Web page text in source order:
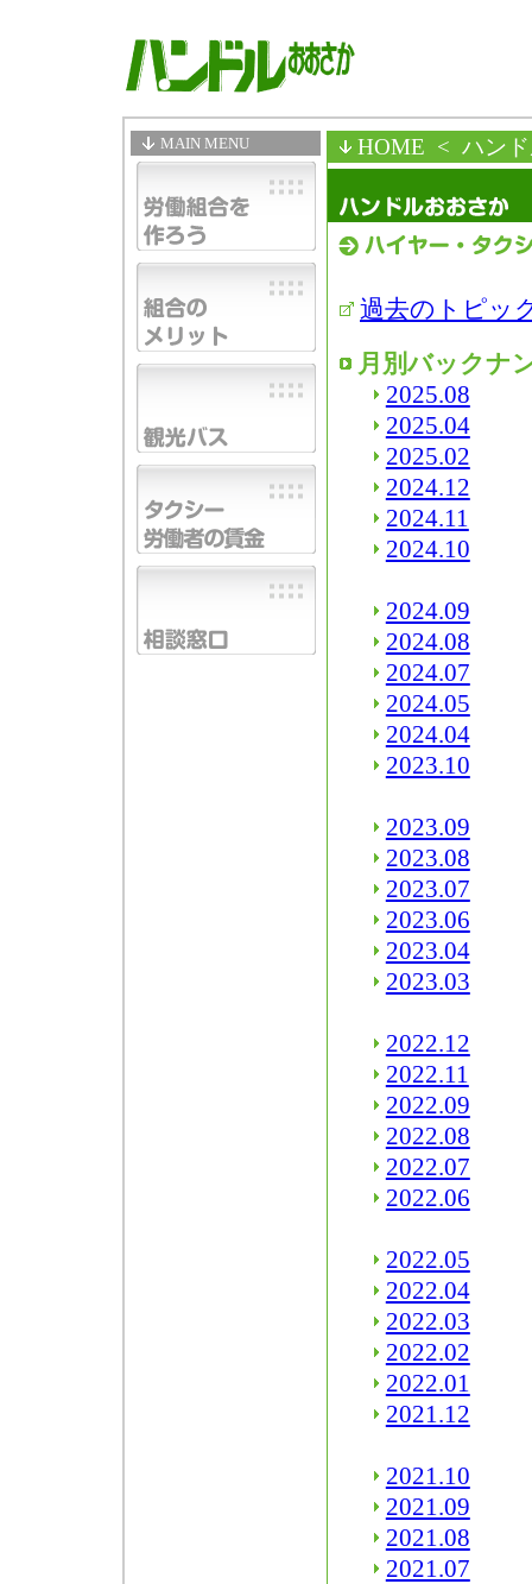
MAIN MENU HOME < ハン
過去のトピッ
月別バックナ
2025.08
2025.04
2025.02
2024.12
2024.11
2024.10
2024.09
2024.08
2024.07
2024.05
2024.04
2023.10
2023.09
2023.08
2023.07
2023.06
2023.04
2023.03
2022.12
2022.11
2022.09
2022.08
2022.07
2022.06
2022.05
2022.04
2022.03
2022.02
2022.01
2021.12
2021.10
2021.09
2021.08
2021.07